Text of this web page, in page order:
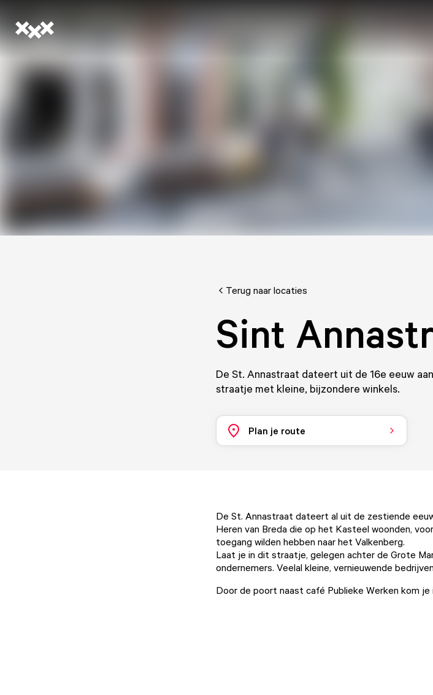
Terug naar locaties
Sint
De St. Annastraat dateert uit de 16e eeuw
straatje met kleine, bijzondere winkels.
Plan je route
De St. Annastraat dateert al uit de zestiende
Heren van Breda die op het Kasteel woonden,
toegang wilden hebben naar het Valkenberg.
Laat je in dit straatje, gelegen achter de Grote
ondernemers. Veelal kleine, vernieuwende
Door de poort naast café Publieke Werken kom je